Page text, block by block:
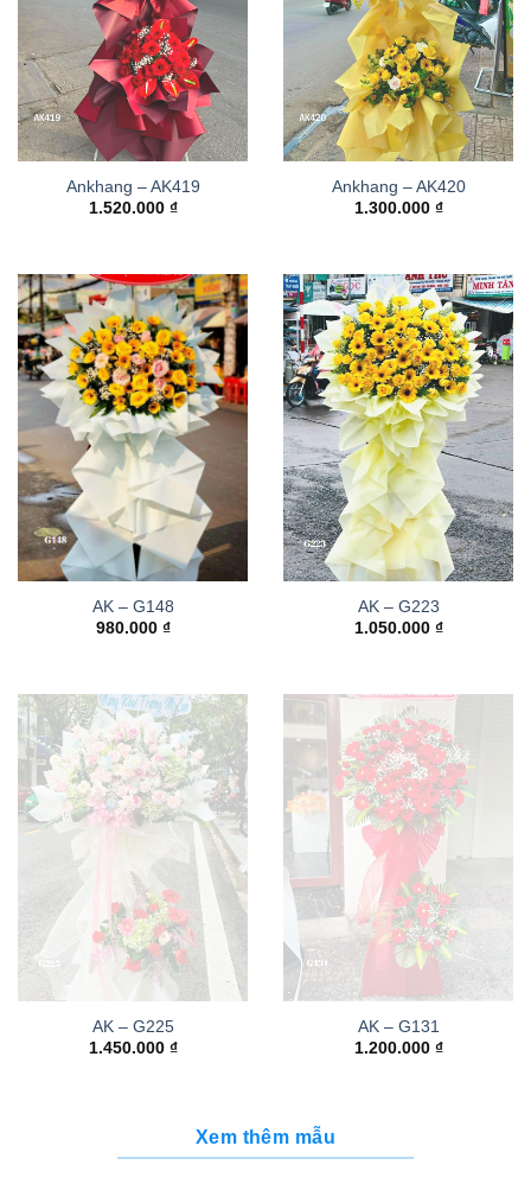
Ankhang – AK419
1.520.000 ₫
Ankhang – AK420
1.300.000 ₫
AK – G148
980.000 ₫
AK – G223
1.050.000 ₫
AK – G225
1.450.000 ₫
AK – G131
1.200.000 ₫
Xem thêm mẫu